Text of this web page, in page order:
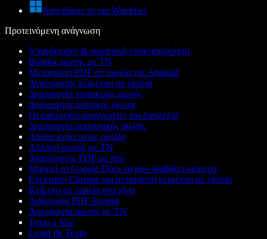
Κατεβάστε το για Windows
Προτεινόμενη ανάγνωση
Υπαγόρευση & φωνητική πληκτρολόγηση
Βοηθός φωνής με ΤΝ
Μετατροπή PDF σε ομιλία για Android
Αναγνώστης κειμένου σε ομιλία
Δημιουργία γυναικείας φωνής
Δημιουργία ανδρικής φωνής
Οι καλύτεροι αναγνώστες για δυσλεξία
Δημιουργία ρομποτικής φωνής
Anime κείμενο σε ομιλία
Αλλαγή φωνής με ΤΝ
Αναγνώστης PDF με ήχο
Μπορεί το Google Docs να μου διαβάζει κείμενο;
Επέκταση Chrome για μετατροπή κειμένου σε ομιλία
Κείμενο σε ομιλία στα χίντι
Ανάγνωση PDF δυνατά
Δημιουργία φωνής με ΤΝ
Texto a Voz
Leitor de Texto